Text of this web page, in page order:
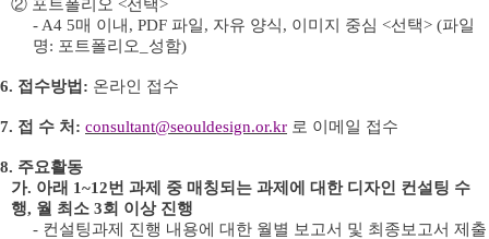
② 포트폴리오 <선택>
- A4 5매 이내 , PDF 파일, 자유 양식, 이미지 중심 <선택> (파일
명: 포트폴리오 성함)
6. 접수방법 : 온라인 접수
7. 접 수 처 : consultant@seouldesign.or.kr 로 이메일 접수
8. 주요활동
가. 아래 1~12번 과제 중 매칭되는 과제에 대한 디자인 컨설팅 수
행, 월 최소 3회 이상 진행
- 컨설팅과제 진행 내용에 대한 월별 보고서 및 최종보고서 제출